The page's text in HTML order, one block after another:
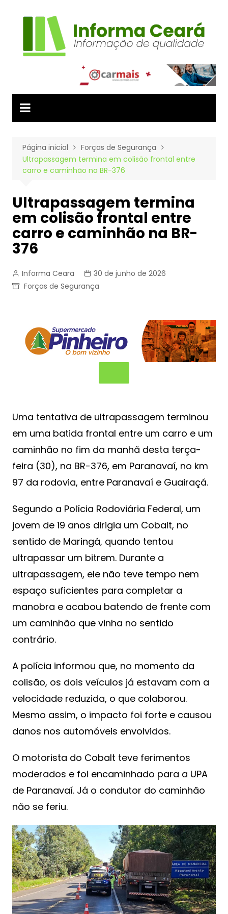
Página inicial
Forças de Segurança
Ultrapassagem termina em colisão frontal entre
carro e caminhão na BR-376
Ultrapassagem termina
em colisão frontal entre
carro e caminhão na BR-
376
Informa Ceara
30 de junho de 2026
Forças de Segurança
Uma tentativa de ultrapassagem terminou
em uma batida frontal entre um carro e um
caminhão no fim da manhã desta terça-
feira (30), na BR-376, em Paranavaí, no km
97 da rodovia, entre Paranavaí e Guairaçá.
Segundo a Polícia Rodoviária Federal, um
jovem de 19 anos dirigia um Cobalt, no
sentido de Maringá, quando tentou
ultrapassar um bitrem. Durante a
ultrapassagem, ele não teve tempo nem
espaço suficientes para completar a
manobra e acabou batendo de frente com
um caminhão que vinha no sentido
contrário.
A polícia informou que, no momento da
colisão, os dois veículos já estavam com a
velocidade reduzida, o que colaborou.
Mesmo assim, o impacto foi forte e causou
danos nos automóveis envolvidos.
O motorista do Cobalt teve ferimentos
moderados e foi encaminhado para a UPA
de Paranavaí. Já o condutor do caminhão
não se feriu.